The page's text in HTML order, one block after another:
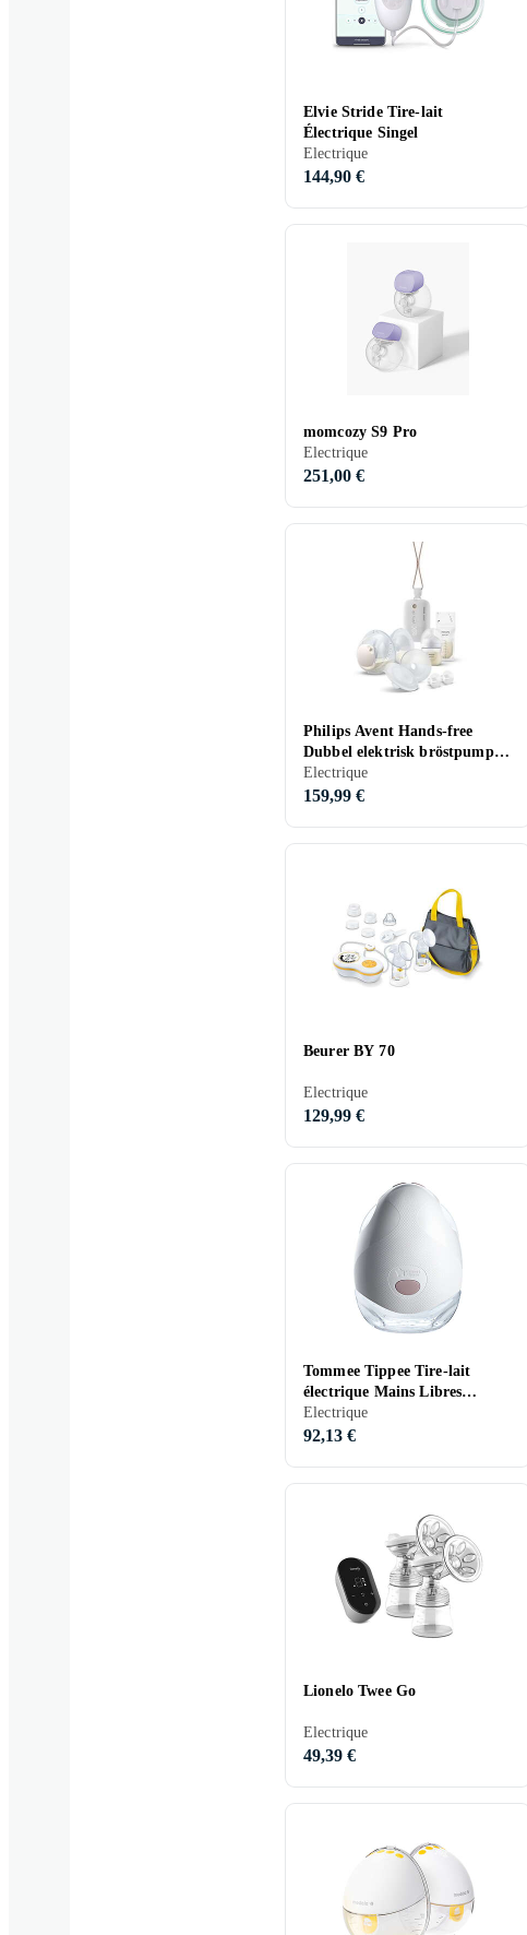
Elvie Stride Tire-lait
Électrique Singel
Electrique
144,90 €
momcozy S9 Pro
Electrique
251,00 €
Philips Avent Hands-free
Dubbel elektrisk bröstpump
SCF547/11
Electrique
159,99 €
Beurer BY 70
Electrique
129,99 €
Tommee Tippee Tire-lait
électrique Mains Libres
Simple
Electrique
92,13 €
Lionelo Twee Go
Electrique
49,39 €